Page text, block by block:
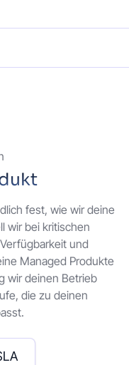
fest, wie wir deine
wir bei kritischen
und
Managed Produkte
wir deinen Betrieb
die zu deinen